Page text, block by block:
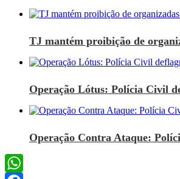
TJ mantém proibição de
Operação Lótus: Polícia Civil
Operação Contra Ataque: